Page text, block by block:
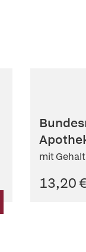
mit
13,20